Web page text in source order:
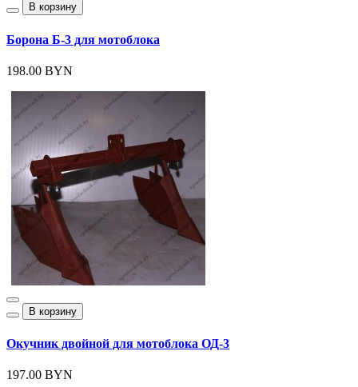
В корзину
Борона Б-3 для мотоблока
198.00 BYN
В корзину
Окучник двойной для мотоблока ОД-3
197.00 BYN